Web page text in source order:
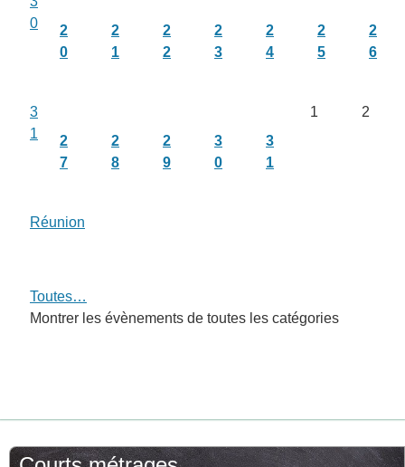
0
2
0
2
1
2
2
2
3
2
4
2
5
2
6
3
1
2
7
2
8
2
9
3
0
3
1
1 2
Réunion
Toutes…
Montrer les évènements de toutes les catégories